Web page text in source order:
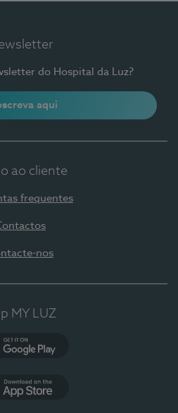
do Hospital da Luz?
aqui
ao cliente
frequentes
nos
MY LUZ